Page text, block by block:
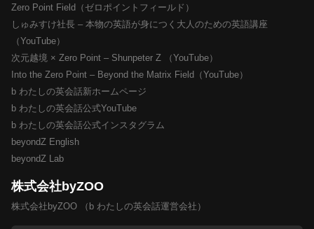
Zero Point Field（ゼロポイントフィールド）
しゅみすけ社長 – 本物の英語が身につく大人のための英語講座
（YouTube）
次元越境 × Zero Point – Shunpeter Z （YouTube）
Into the Zero Point – Beyond the Matrix Field（YouTube）
b わたしの英会話新ホームページ
b わたしの英会話公式YouTube
b わたしの英会話公式インスタグラム
beyondZ English
beyondZ Lab
株式会社byZOO
株式会社byZOO （b わたしの英会話運営会社）